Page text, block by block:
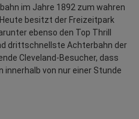
im Jahre 1892 zum wahren
besitzt der Freizeitpark
ebenso den Top Thrill
drittschnellste Achterbahn der
Cleveland-Besucher, dass
von nur einer Stunde